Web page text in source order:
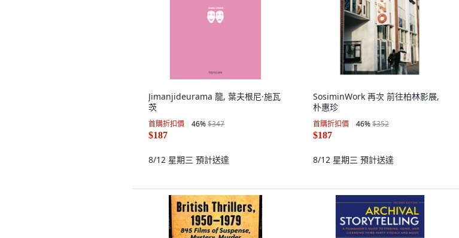
Jimanjideurama 龍, 葉夫根尼·施瓦
茨
首購折扣價 46%$347
$187
8/12 星期三 預計送達
SosiminWork 再次 前往柏林影展,
朴惠珍
首購折扣價 46%$352
$187
8/12 星期三 預計送達